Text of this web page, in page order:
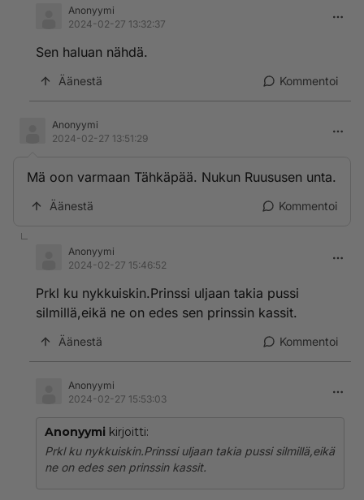
Anonyymi
2024-02-27 13:32:37
Sen haluan nähdä.
Äänestä Kommentoi
Anonyymi
2024-02-27 13:51:29
Mä oon varmaan Tähkäpää. Nukun Ruususen unta.
Äänestä Kommentoi
Anonyymi
2024-02-27 15:46:52
Prkl ku nykkuiskin.Prinssi uljaan takia pussi
silmillä,eikä ne on edes sen prinssin kassit.
Äänestä Kommentoi
Anonyymi
2024-02-27 15:53:03
Anonyymi kirjoitti:
Prkl ku nykkuiskin.Prinssi uljaan takia pussi silmillä,eikä
ne on edes sen prinssin kassit.